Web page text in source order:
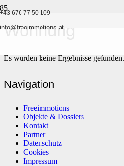
+43 676 77 50 109
info@freeimmotions.at
Wohnung
Es wurden keine Ergebnisse gefunden.
Navigation
Freeimmotions
Objekte & Dossiers
Kontakt
Partner
Datenschutz
Cookies
Impressum